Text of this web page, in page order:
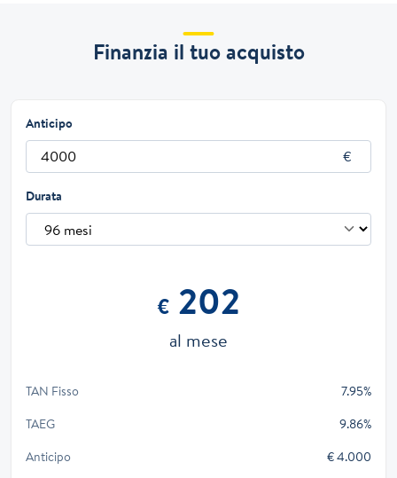
Finanzia il tuo acquisto
Anticipo
Durata
€ 202
al mese
TAN Fisso
7.95%
TAEG
9.86%
Anticipo
€ 4.000